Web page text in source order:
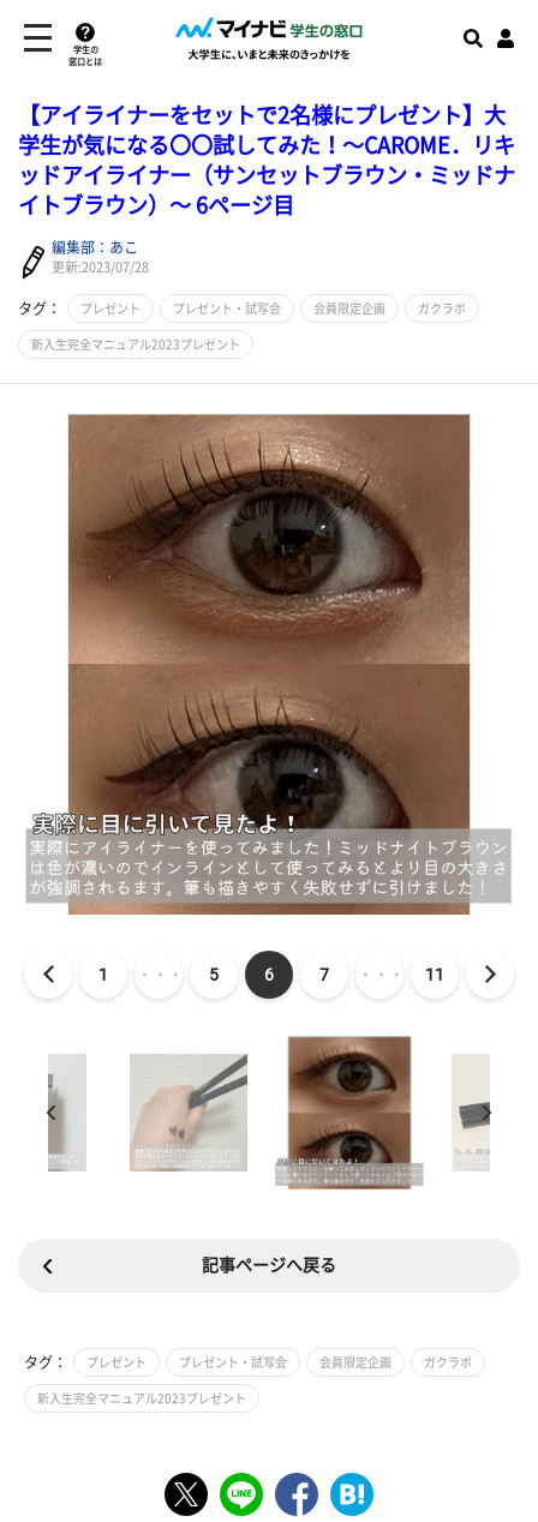
学生の
窓口とは
【アイライナーをセットで2名様にプレゼント】大
学生が気になる〇〇試してみた！～CAROME．リキ
ッドアイライナー（サンセットブラウン・ミッドナ
イトブラウン）～ 6ページ目
編集部：あこ
更新:2023/07/28
タグ： プレゼント プレゼント・試写会 会員限定企画 ガクラボ
新入生完全マニュアル2023プレゼント
1 ・・・ 5 6 7 ・・・ 11
記事ページへ戻る
タグ： プレゼント プレゼント・試写会 会員限定企画 ガクラボ
新入生完全マニュアル2023プレゼント